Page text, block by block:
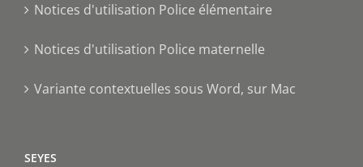
Notices d'utilisation Police élémentaire
Notices d'utilisation Police maternelle
Variante contextuelles sous Word, sur Mac
SEYES